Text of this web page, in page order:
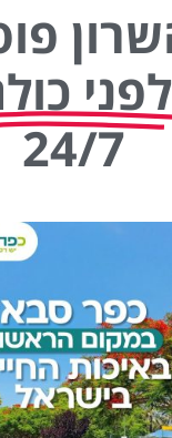
לפני
24/7